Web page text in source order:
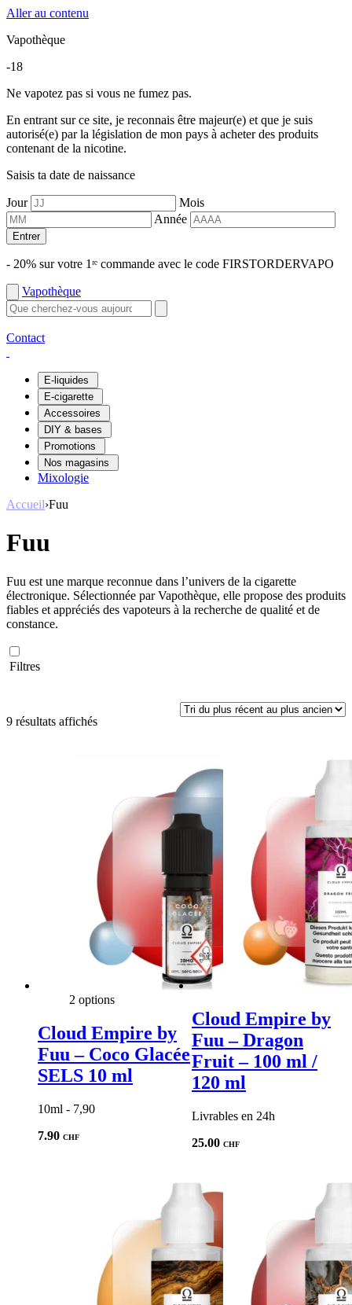
Aller au contenu
Vapothèque
-18
Ne vapotez pas si vous ne fumez pas.
En entrant sur ce site, je reconnais être majeur(e) et que je suis
autorisé(e) par la législation de mon pays à acheter des produits
contenant de la nicotine.
Saisis ta date de naissance
Jour
Mois
Année
Entrer
- 20% sur votre 1ʳᵉ commande avec le code FIRSTORDERVAPO
Vapothèque
Contact
E-liquides
E-cigarette
Accessoires
DIY & bases
Promotions
Nos magasins
Mixologie
Accueil›Fuu
Fuu
Fuu est une marque reconnue dans l’univers de la cigarette
électronique. Sélectionnée par Vapothèque, elle propose des produits
fiables et appréciés des vapoteurs à la recherche de qualité et de
constance.
Filtres
9 résultats affichésTrié
ancien
2 options
Cloud Empire by
Fuu – Coco Glacée
SELS 10 ml
10ml - 7,90
7.90 CHF
Cloud Empire by
Fuu – Dragon
Fruit – 100 ml /
120 ml
Livrables en 24h
25.00 CHF